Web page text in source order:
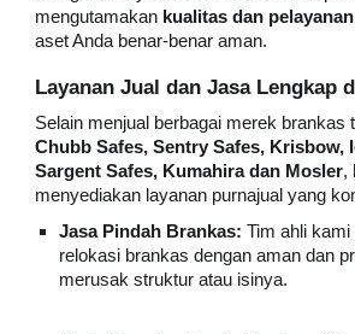
mengutamakan kualitas dan pelayanan
aset Anda benar-benar aman.
Layanan Jual dan Jasa Lengkap
Selain menjual berbagai merek brankas
Chubb Safes, Sentry Safes, Krisbow,
Sargent Safes, Kumahira dan Mosler,
menyediakan layanan purnajual yang
Jasa Pindah Brankas: Tim ahli
relokasi brankas dengan aman dan
merusak struktur atau isinya.